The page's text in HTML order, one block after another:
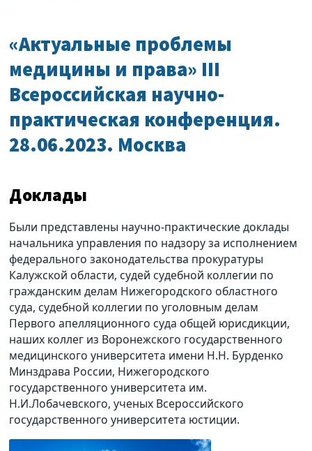
«Актуальные проблемы
медицины и права» III
Всероссийская научно-
практическая конференция.
28.06.2023. Москва
Доклады
Были представлены научно-практические доклады
начальника управления по надзору за исполнением
федерального законодательства прокуратуры
Калужской области, судей судебной коллегии по
гражданским делам Нижегородского областного
суда, судебной коллегии по уголовным делам
Первого апелляционного суда общей юрисдикции,
наших коллег из Воронежского государственного
медицинского университета имени Н.Н. Бурденко
Минздрава России, Нижегородского
государственного университета им.
Н.И.Лобачевского, ученых Всероссийского
государственного университета юстиции.